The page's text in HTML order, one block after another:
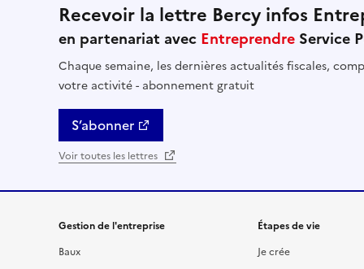
Recevoir la lettre Bercy infos
en partenariat avec Entreprendre Service
Chaque semaine, les dernières actualités fiscales,
votre activité - abonnement gratuit
S’abonner
Voir toutes les lettres
Gestion de l'entreprise
Baux
Étapes de vie
Je crée